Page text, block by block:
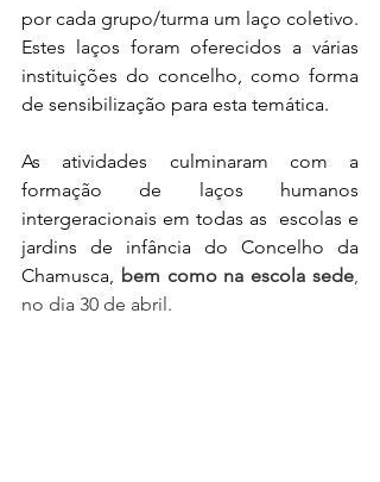
por cada grupo/turma um laço coletivo.
Estes laços foram oferecidos a várias
instituições do concelho, como forma
de sensibilização para esta temática.
As atividades culminaram com a
formação de laços humanos
intergeracionais em todas as  escolas e
jardins de infância do Concelho da
Chamusca, bem como na escola sede,
no dia 30 de abril.